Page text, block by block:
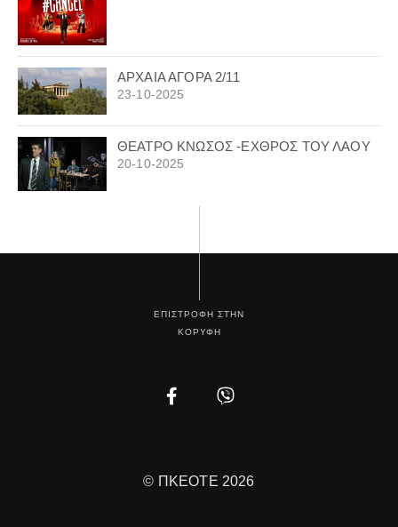
ΑΡΧΑΙΑ ΑΓΟΡΑ 2/11
23-10-2025
ΘΕΑΤΡΟ ΚΝΩΣΟΣ -ΕΧΘΡΟΣ ΤΟΥ ΛΑΟΥ
20-10-2025
ΕΠΙΣΤΡΟΦΗ ΣΤΗΝ
ΚΟΡΥΦΗ
© ΠΚΕΟΤΕ 2026